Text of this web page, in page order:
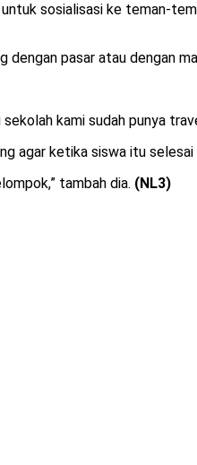
sosialisasi ke teman-
dengan pasar atau dengan
kami sudah punya
agar ketika siswa itu
tambah dia. (NL3)